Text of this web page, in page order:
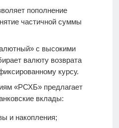
пополнение
частичной суммы
с высокими
валюту возврата
курсу.
«РСХБ» предлагает
вклады:
и накопления;